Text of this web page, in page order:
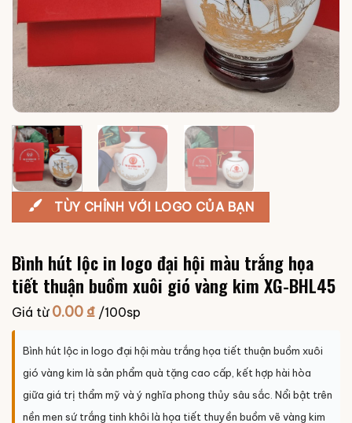
TÙY CHỈNH VỚI LOGO CỦA BẠN
Bình hút lộc in logo đại hội màu trắng họa
tiết thuận buồm xuôi gió vàng kim XG-BHL45
Giá từ 0.00₫ /100sp
Bình hút lộc in logo đại hội màu trắng họa tiết thuận buồm xuôi
gió vàng kim là sản phẩm quà tặng cao cấp, kết hợp hài hòa
giữa giá trị thẩm mỹ và ý nghĩa phong thủy sâu sắc. Nổi bật trên
nền men sứ trắng tinh khôi là họa tiết thuyền buồm vẽ vàng kim